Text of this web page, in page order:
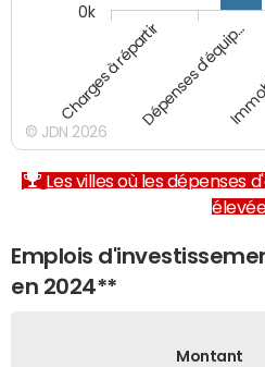
Charges à répartirDépenses d'équip…
0k
© JDN 2026
Les villes où les dépenses
Emplois
en 2024**
Montant